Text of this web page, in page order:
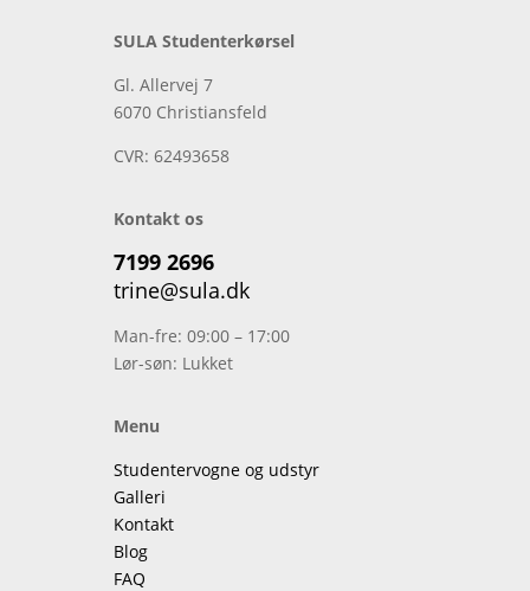
SULA Studenterkørsel
Gl. Allervej 7
6070 Christiansfeld
CVR:62493658
Kontakt os
7199 2696
trine@sula.dk
Man-fre: 09:00 – 17:00
Lør-søn: Lukket
Menu
Studentervogne og udstyr
Galleri
Kontakt
Blog
FAQ